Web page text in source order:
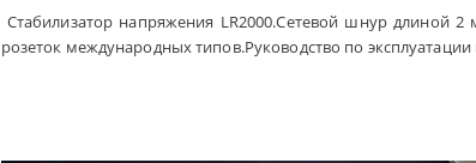
Стабилизатор напряжения LR2000.Сетевой шнур длиной
розеток международных типов.Руководство по